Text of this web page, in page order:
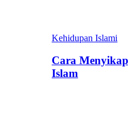
Kehidupan Islami
Cara
Islam